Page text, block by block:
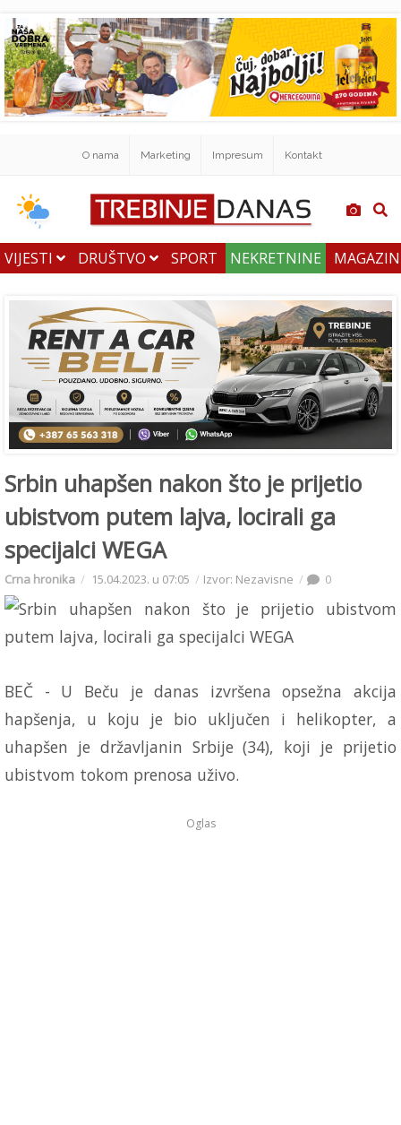
O nama Marketing Impresum Kontakt
VIJESTI DRUŠTVO SPORT NEKRETNINE
Srbin uhapšen nakon što je prijetio
ubistvom putem lajva, locirali ga
specijalci WEGA
Crna hronika 15.04.2023. u 07:05 Izvor: Nezavisne 0
BEČ - U Beču je danas izvršena opsežna akcija
hapšenja, u koju je bio uključen i helikopter, a
uhapšen je državljanin Srbije (34), koji je prijetio
ubistvom tokom prenosa uživo.
Oglas